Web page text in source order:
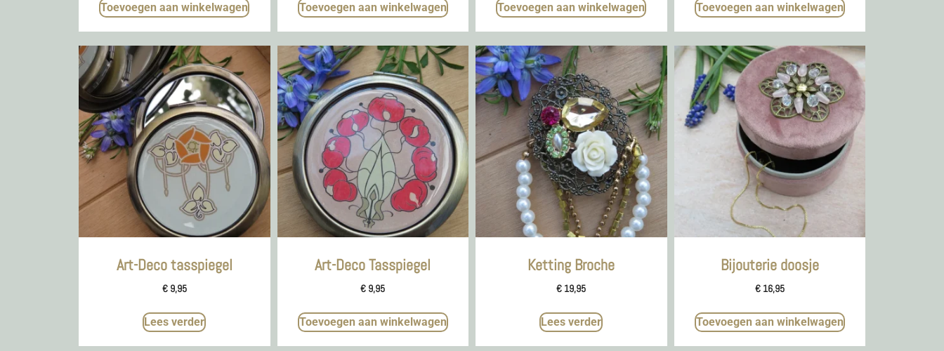
Toevoegen aan winkelwagen Toevoegen aan winkelwagen Toevoegen aan winkelwagen Toevoegen aan winkelwagen
Art-Deco tasspiegel
€9,95
Lees verder
Art-Deco Tasspiegel
€ 9,95
Toevoegen aan winkelwagen
Ketting Broche
€ 19,95
Lees verder
Bijouterie doosje
€16,95
Toevoegen aan winkelwagen